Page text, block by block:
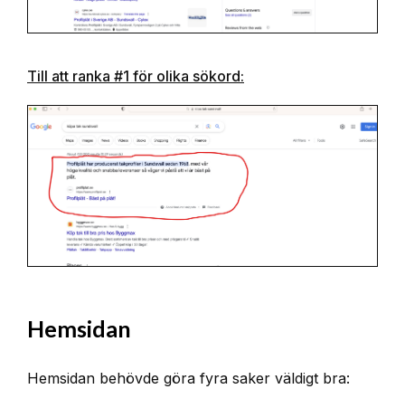
Till att ranka #1 för olika sökord:
Hemsidan
Hemsidan behövde göra fyra saker väldigt bra: